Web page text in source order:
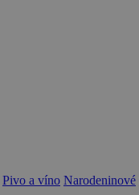
Pivo a víno Narodeninové